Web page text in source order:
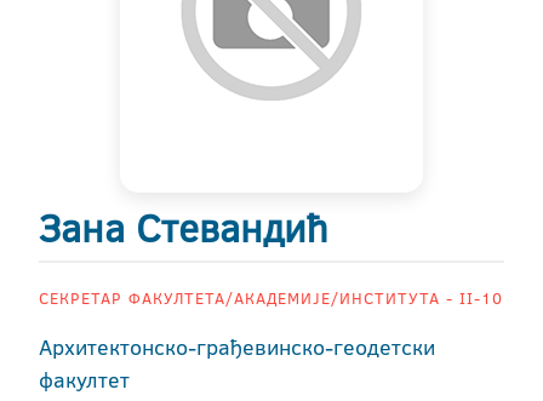
Зана Стевандић
СЕКРЕТАР ФАКУЛТЕТА/АКАДЕМИЈЕ/ИНСТИТУТА - II-10
Архитектонско-грађевинско-геодетски
факултет